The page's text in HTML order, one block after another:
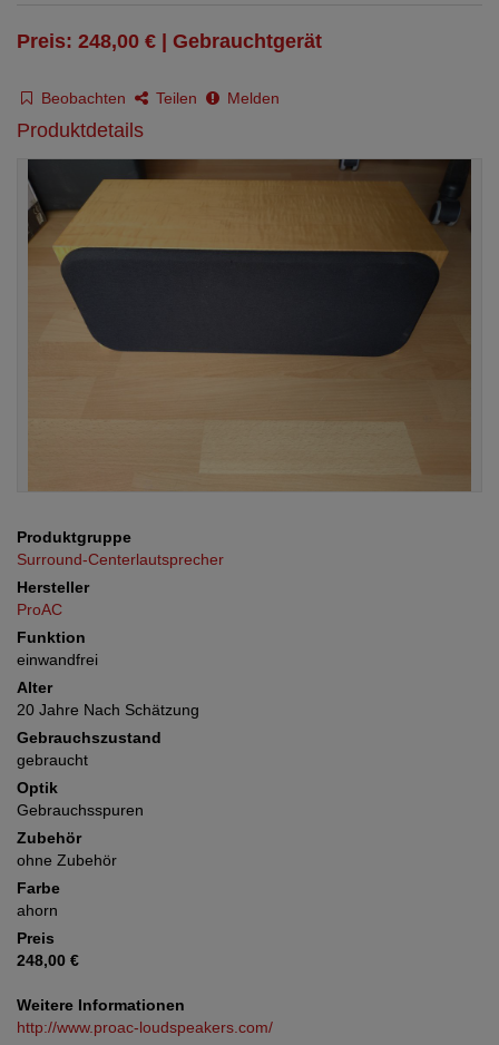
Preis: 248,00 € | Gebrauchtgerät
Beobachten Teilen Melden
Produktdetails
Produktgruppe
Surround-Centerlautsprecher
Hersteller
ProAC
Funktion
einwandfrei
Alter
20 Jahre Nach Schätzung
Gebrauchszustand
gebraucht
Optik
Gebrauchsspuren
Zubehör
ohne Zubehör
Farbe
ahorn
Preis
248,00 €
Weitere Informationen
http://www.proac-loudspeakers.com/